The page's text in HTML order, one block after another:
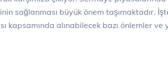
sağlanması büyük önem taşımaktadır.
kapsamında alınabilecek bazı önlemler